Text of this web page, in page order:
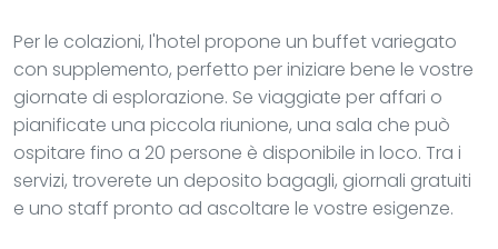
Per le colazioni, l'hotel propone un buffet variegato
con supplemento, perfetto per iniziare bene le vostre
giornate di esplorazione. Se viaggiate per affari o
pianificate una piccola riunione, una sala che può
ospitare fino a 20 persone è disponibile in loco. Tra i
servizi, troverete un deposito bagagli, giornali gratuiti
e uno staff pronto ad ascoltare le vostre esigenze.